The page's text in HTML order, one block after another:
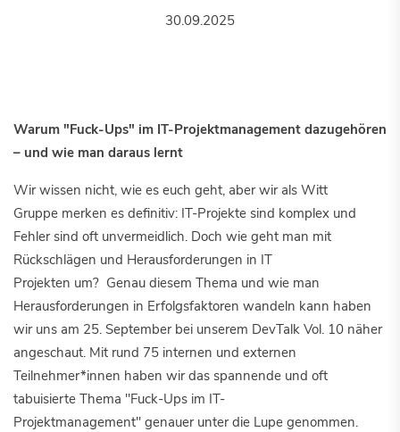
30.09.2025
Warum "Fuck-Ups" im IT-Projektmanagement dazugehören
– und wie man daraus lernt
Wir wissen nicht, wie es euch geht, aber wir als Witt
Gruppe merken es definitiv: IT-Projekte sind komplex und
Fehler sind oft unvermeidlich. Doch wie geht man mit
Rückschlägen und Herausforderungen in IT
Projekten um? Genau diesem Thema und wie man
Herausforderungen in Erfolgsfaktoren wandeln kann haben
wir uns am 25. September bei unserem DevTalk Vol. 10 näher
angeschaut. Mit rund 75 internen und externen
Teilnehmer*innen haben wir das spannende und oft
tabuisierte Thema "Fuck-Ups im IT-
Projektmanagement" genauer unter die Lupe genommen.